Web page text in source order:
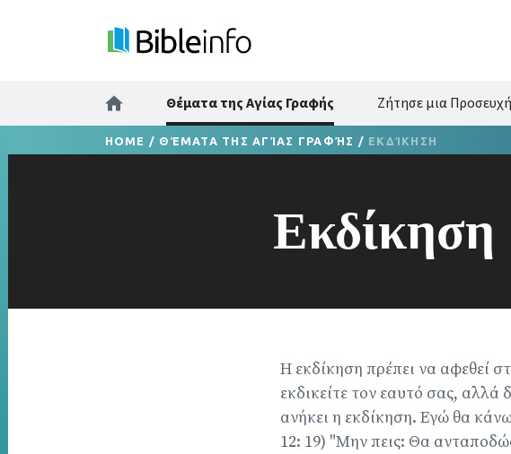
Θέματα της Αγίας Γραφής Ζήτησε μια Προσευχή
HOME / ΘΈΜΑΤΑ ΤΗΣ ΑΓΊΑΣ ΓΡΑΦΉΣ / ΕΚΔΊΚΗΣΗ
Εκδίκηση
Η εκδίκηση πρέπει να αφεθεί
εκδικείτε τον εαυτό σας, αλλά
ανήκει η εκδίκηση. Εγώ θα
12: 19) "Μην πεις: Θα